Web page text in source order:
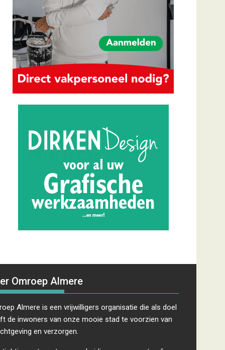
Omroep Almere
Almere is een vrijwilligers organisatie die als doel
de inwoners van onze mooie stad te voorzien van
en verzorgen.